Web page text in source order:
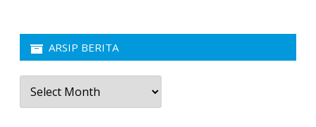
ARSIP BERITA
Arsip
Berita